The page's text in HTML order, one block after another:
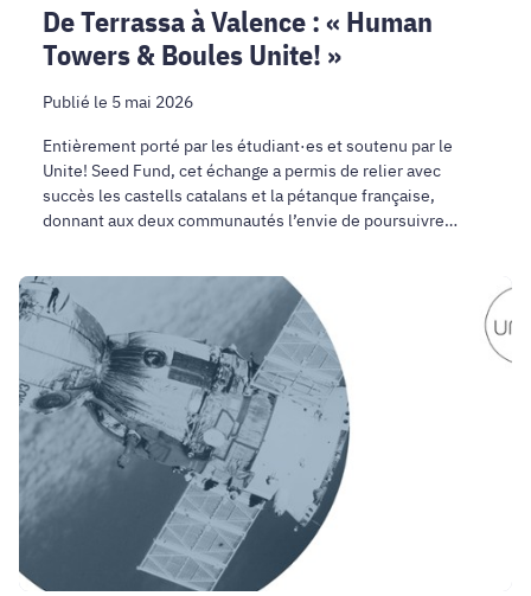
De Terrassa à Valence : « Human
Towers & Boules Unite! »
Publié le 5 mai 2026
Entièrement porté par les étudiant·es et soutenu par le
Unite! Seed Fund, cet échange a permis de relier avec
succès les castells catalans et la pétanque française,
donnant aux deux communautés l’envie de poursuivre
Dynamiser
la
formation
aux
technologies
spatiales
la
contribution
Grenoble